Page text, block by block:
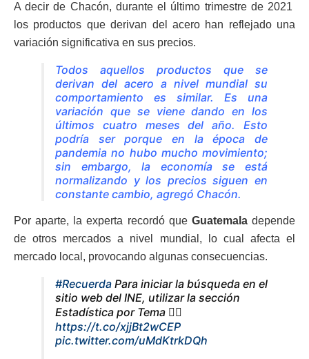
A decir de Chacón, durante el último trimestre de 2021
los productos que derivan del acero han reflejado una
variación significativa en sus precios.
Todos aquellos productos que se
derivan del acero a nivel mundial su
comportamiento es similar. Es una
variación que se viene dando en los
últimos cuatro meses del año. Esto
podría ser porque en la época de
pandemia no hubo mucho movimiento;
sin embargo, la economía se está
normalizando y los precios siguen en
constante cambio, agregó Chacón.
Por aparte, la experta recordó que Guatemaladepende
de otros mercados a nivel mundial, lo cual afecta el
mercado local, provocando algunas consecuencias.
#Recuerda Para iniciar la búsqueda en el
sitio web del INE, utilizar la sección
Estadística por Tema 👉🏼
https://t.co/xjjBt2wCEP
pic.twitter.com/uMdKtrkDQh